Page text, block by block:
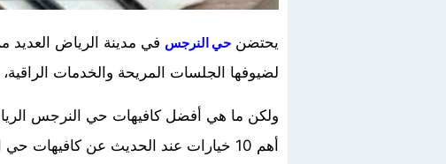
يحتضن حي النرجس في مدينة الرياض العديد
لضيوفها الجلسات المريحة والخدمات
ولكن ما هي أفضل كافيهات حي النرجس
أهم 10 خيارات عند الحديث عن كافيهات حي النرجس الرياض مع مواعيد العمل وارقام الهاتف والعناوين.